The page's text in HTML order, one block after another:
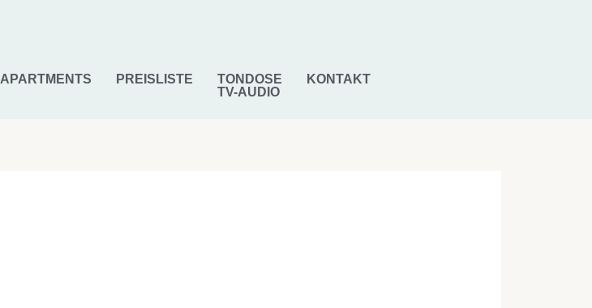
APARTMENTS PREISLISTE
TONDOSE
TV-AUDIO
KONTAKT